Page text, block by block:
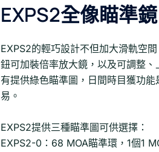
EXPS2全像瞄準鏡
EXPS2的輕巧設計不但加大滑軌空
鈕可加裝倍率放大鏡，以及可調整
有提供綠色瞄準圖，日間時目獲功
易。
EXPS2提供三種瞄準圖可供選擇：
EXPS2-0：68 MOA瞄準環，1個1